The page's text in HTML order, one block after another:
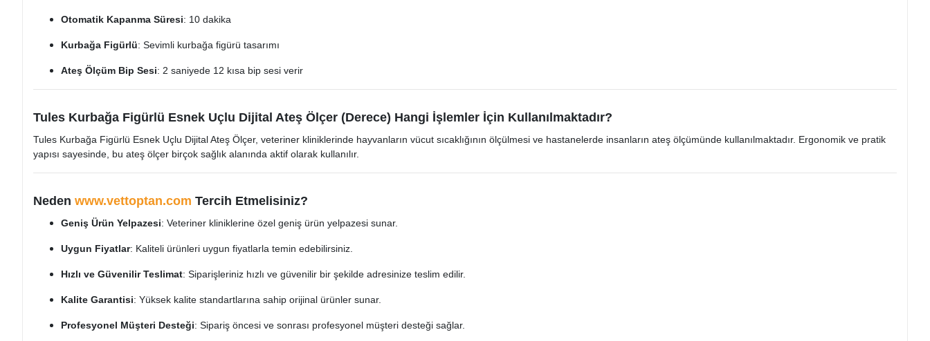
Otomatik Kapanma Süresi: 10 dakika
Kurbağa Figürlü: Sevimli kurbağa figürü tasarımı
Ateş Ölçüm Bip Sesi: 2 saniyede 12 kısa bip sesi verir
Tules Kurbağa Figürlü Esnek Uçlu Dijital Ateş Ölçer (Derece) Hangi İşlemler İçin Kullanılmaktadır?
Tules Kurbağa Figürlü Esnek Uçlu Dijital Ateş Ölçer, veteriner kliniklerinde hayvanların vücut sıcaklığının ölçülmesi ve hastanelerde insanların ateş ölçümünde kullanılmaktadır. Ergonomik ve pratik
yapısı sayesinde, bu ateş ölçer birçok sağlık alanında aktif olarak kullanılır.
Neden www.vettoptan.com Tercih Etmelisiniz?
Geniş Ürün Yelpazesi: Veteriner kliniklerine özel geniş ürün yelpazesi sunar.
Uygun Fiyatlar: Kaliteli ürünleri uygun fiyatlarla temin edebilirsiniz.
Hızlı ve Güvenilir Teslimat: Siparişleriniz hızlı ve güvenilir bir şekilde adresinize teslim edilir.
Kalite Garantisi: Yüksek kalite standartlarına sahip orijinal ürünler sunar.
Profesyonel Müşteri Desteği: Sipariş öncesi ve sonrası profesyonel müşteri desteği sağlar.